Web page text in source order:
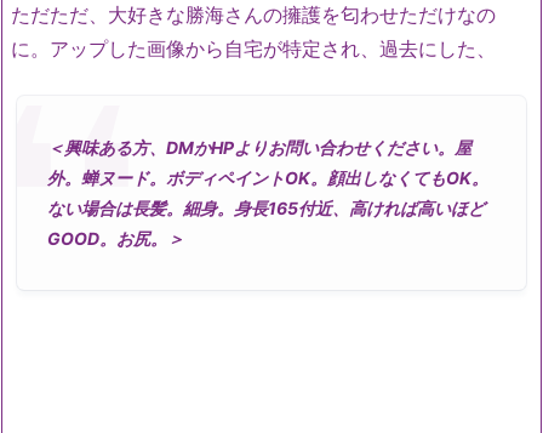
ただただ、大好きな勝海さんの擁護を匂わせただけなの
に。アップした画像から自宅が特定され、過去にした、
＜興味ある方、DMかHPよりお問い合わせください。屋
外。蝉ヌード。ボディペイントOK。顔出しなくてもOK。
ない場合は長髪。細身。身長165付近、高ければ高いほど
GOOD。お尻。＞